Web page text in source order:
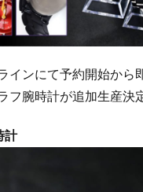
インにて予約開始から
フ腕時計が追加生産決
計